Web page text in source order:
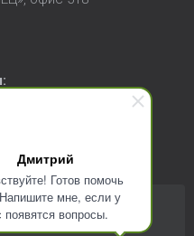
Дмитрий
Готов помочь
мне, если у
появятся вопросы.
ksk24.ruсоздан
целях и любая информация
для улучшения
сайт, вы